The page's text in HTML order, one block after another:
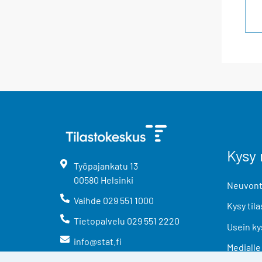
Työpajankatu 13
00580 Helsinki
Vaihde 029 551 1000
Tietopalvelu 029 551 2220
info@stat.fi
Kysy
Usein
Medialle